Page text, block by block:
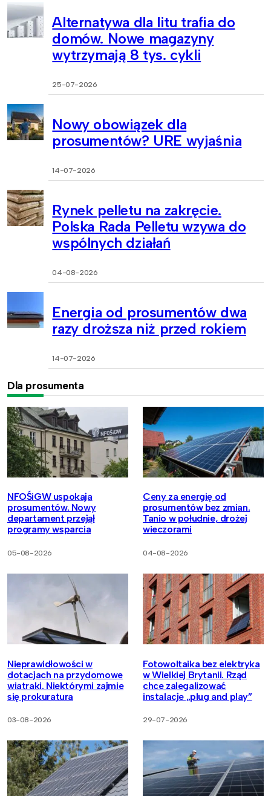
Alternatywa dla litu trafia do
domów. Nowe magazyny
wytrzymają 8 tys. cykli
25-07-2026
Nowy obowiązek dla
prosumentów? URE wyjaśnia
14-07-2026
Rynek pelletu na zakręcie.
Polska Rada Pelletu wzywa do
wspólnych działań
04-08-2026
Energia od prosumentów dwa
razy droższa niż przed rokiem
14-07-2026
Dla prosumenta
NFOŚiGW uspokaja
prosumentów. Nowy
departament przejął
programy wsparcia
05-08-2026
Ceny za energię od
prosumentów bez zmian.
Tanio w południe, drożej
wieczorami
04-08-2026
Nieprawidłowości w
dotacjach na przydomowe
wiatraki. Niektórymi zajmie
się prokuratura
03-08-2026
Fotowoltaika bez elektryka
w Wielkiej Brytanii. Rząd
chce zalegalizować
instalacje „plug and play”
29-07-2026